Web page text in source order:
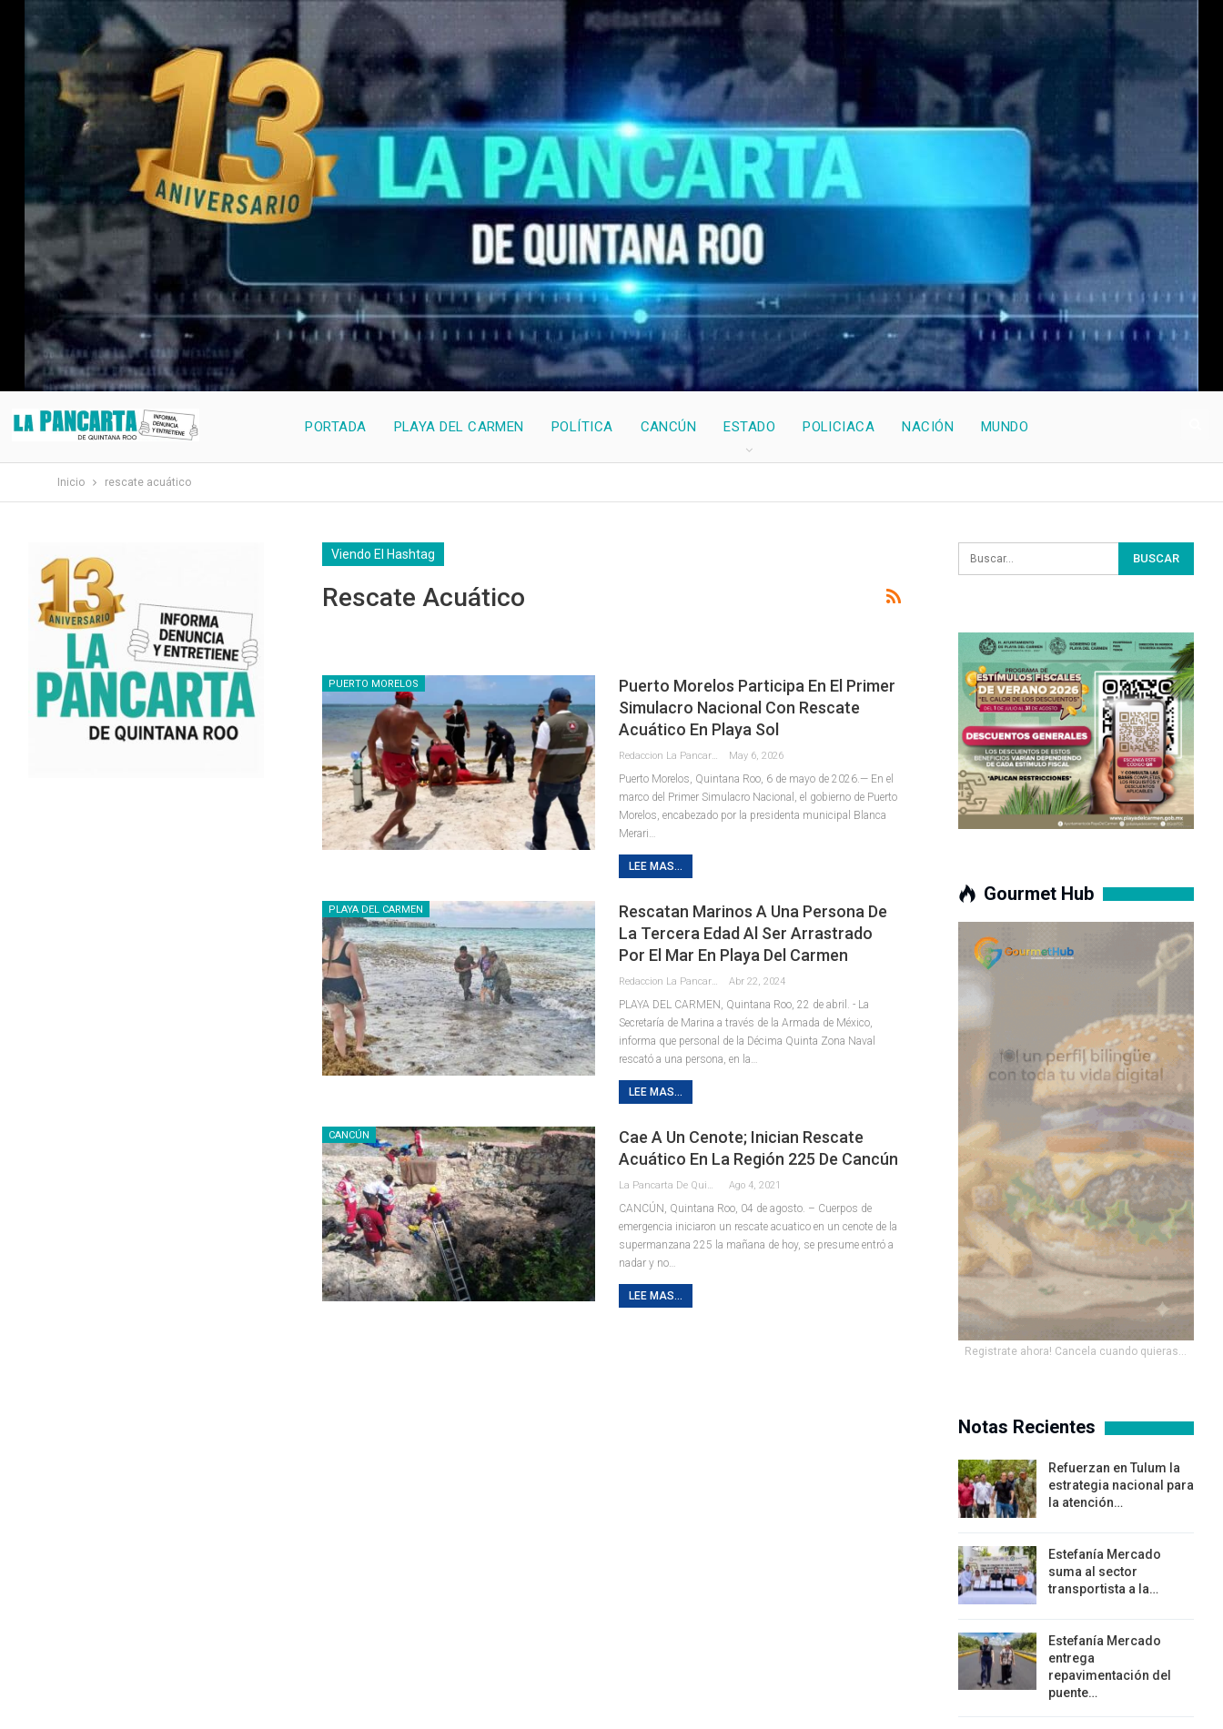
PORTADA PLAYA DEL CARMEN POLÍTICA CANCÚN ESTADO POLICIACA NACIÓN MUNDO
Inicio rescate acuático
Viendo El Hashtag
Rescate Acuático
PUERTO MORELOS
Puerto Morelos Participa En El Primer
Simulacro Nacional Con Rescate
Acuático En Playa Sol
May 6, 2026
Puerto Morelos, Quintana Roo, 6 de mayo de 2026.— En el
marco del Primer Simulacro Nacional, el gobierno de Puerto
Morelos, encabezado por la presidenta municipal Blanca
Merari
LEE MAS...
PLAYA DEL CARMEN
Rescatan Marinos A Una Persona De
La Tercera Edad Al Ser Arrastrado
Por El Mar En Playa Del Carmen
Abr 22, 2024
PLAYA DEL CARMEN, Quintana Roo, 22 de abril. - La
Secretaría de Marina a través de la Armada de México,
informa que personal de la Décima Quinta Zona Naval
rescató a una persona, en la
LEE MAS...
CANCÚN
Cae A Un Cenote; Inician Rescate
Acuático En La Región 225 De Cancún
Ago 4, 2021
CANCÚN, Quintana Roo, 04 de agosto. – Cuerpos de
emergencia iniciaron un rescate acuatico en un cenote de la
supermanzana 225 la mañana de hoy, se presume entró a
nadar y no
LEE MAS...
Gourmet Hub
Registrate ahora! Cancela cuando quieras...
Notas Recientes
Refuerzan en Tulum la
estrategia nacional para
la atención…
Estefanía Mercado
suma al sector
transportista a la…
Estefanía Mercado
entrega
repavimentación del
puente…